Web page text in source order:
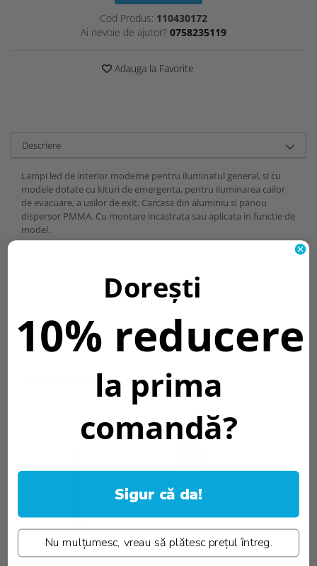
Cod Produs: 110430172
Ai nevoie de ajutor? 0758235119
Adauga la Favorite
Descriere
Lampi led de interior moderne pentru iluminatul general, si cu
modele dotate cu kituri de emergenta, pentru iluminarea cailor
de evacuare, a usilor de exit. Carcasa din aluminiu si panou
dispersor PMMA. Cu montare incastrata sau aplicata in functie de
model.
Review-uri(0)
Produse similare
Electrod impamantare otel
Lampa iluminat evacuare
Dorești
10% reducere
la prima
comandă?
Sigur că da!
Nu mulțumesc, vreau să plătesc prețul întreg.